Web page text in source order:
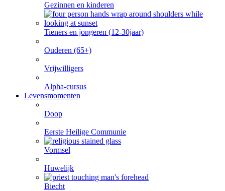
Gezinnen en kinderen
Tieners en jongeren (12-30jaar)
Ouderen (65+)
Vrijwilligers
Alpha-cursus
Levensmomenten
Doop
Eerste Heilige Communie
Vormsel
Huwelijk
Biecht